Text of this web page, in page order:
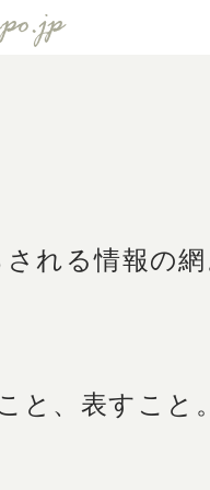
れる情報の
と、表すこと